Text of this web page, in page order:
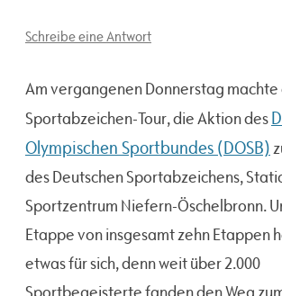
Schreibe eine Antwort
Am vergangenen Donnerstag machte
Sportabzeichen-Tour, die Aktion des
Olympischen Sportbundes (DOSB)
des Deutschen Sportabzeichens,
Sportzentrum Niefern-Öschelbronn.
Etappe von insgesamt zehn Etappen
etwas für sich, denn weit über 2.000
Sportbegeisterte fanden den Weg